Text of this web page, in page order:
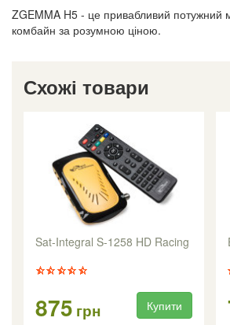
ZGEMMA H5 - це привабливий потужний
комбайн за розумною ціною.
Схожі товари
Sat-Integral S-1258 HD Racing
875 грн Купити